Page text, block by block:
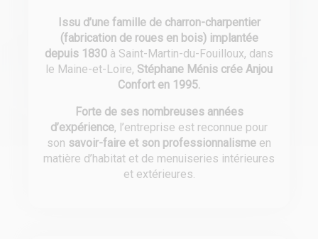
Issu d’une famille de charron-charpentier
(fabrication de roues en bois) implantée
depuis 1830 à Saint-Martin-du-Fouilloux, dans
le Maine-et-Loire, Stéphane Ménis crée Anjou
Confort en 1995.
Forte de ses nombreuses années
d’expérience, l’entreprise est reconnue pour
son savoir-faire et son professionnalisme en
matière d’habitat et de menuiseries intérieures
et extérieures.